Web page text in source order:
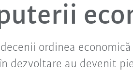
ordinea
dezvoltare au devenit